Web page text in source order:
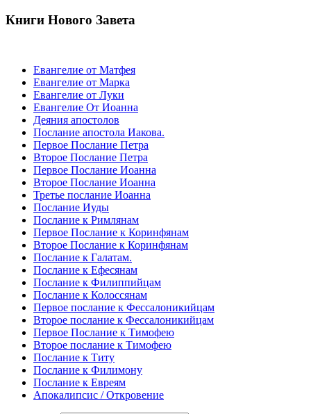
Книги Нового Завета
Евангелие от Матфея
Евангелие от Марка
Евангелие от Луки
Евангелие От Иоанна
Деяния апостолов
Послание апостола Иакова.
Первое Послание Петра
Второе Послание Петра
Первое Послание Иоанна
Второе Послание Иоанна
Третье послание Иоанна
Послание Иуды
Послание к Римлянам
Первое Послание к Коринфянам
Второе Послание к Коринфянам
Послание к Галатам.
Послание к Ефесянам
Послание к Филиппийцам
Послание к Колоссянам
Первое послание к Фессалоникийцам
Второе послание к Фессалоникийцам
Первое Послание к Тимофею
Второе послание к Тимофею
Послание к Титу
Послание к Филимону
Послание к Евреям
Апокалипсис / Откровение